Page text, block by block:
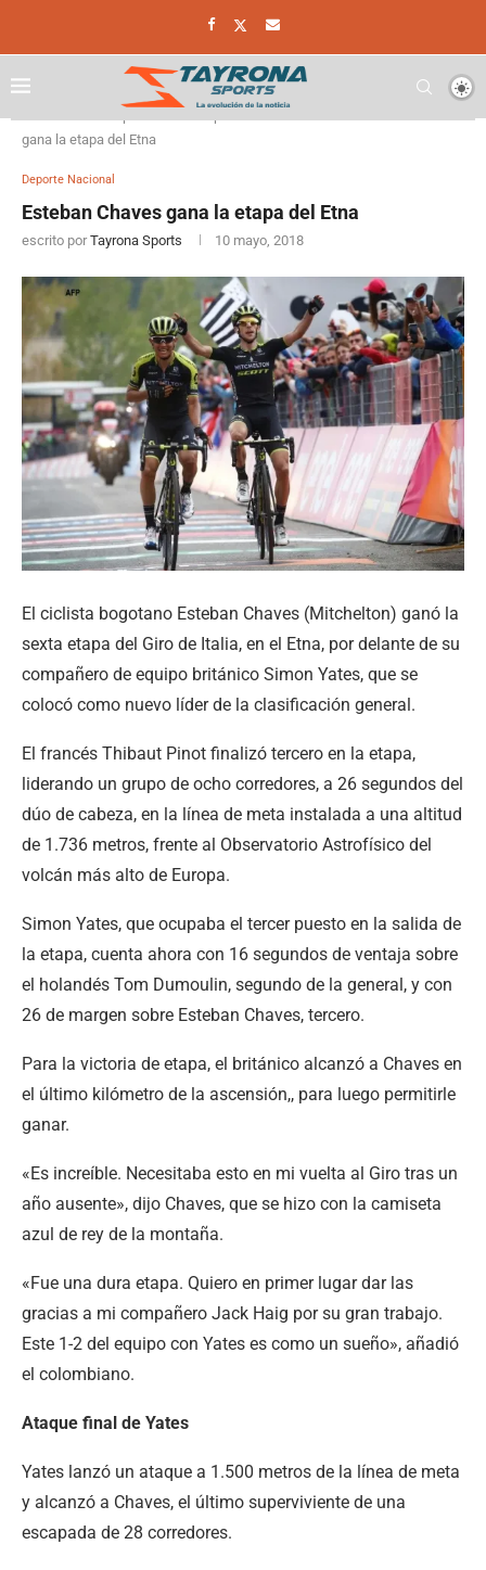
gana la etapa del Etna
Deporte Nacional
Esteban Chaves gana la etapa del Etna
escrito por Tayrona Sports 10 mayo, 2018
El ciclista bogotano Esteban Chaves (Mitchelton) ganó la
sexta etapa del Giro de Italia, en el Etna, por delante de su
compañero de equipo británico Simon Yates, que se
colocó como nuevo líder de la clasificación general.
El francés Thibaut Pinot finalizó tercero en la etapa,
liderando un grupo de ocho corredores, a 26 segundos del
dúo de cabeza, en la línea de meta instalada a una altitud
de 1.736 metros, frente al Observatorio Astrofísico del
volcán más alto de Europa.
Simon Yates, que ocupaba el tercer puesto en la salida de
la etapa, cuenta ahora con 16 segundos de ventaja sobre
el holandés Tom Dumoulin, segundo de la general, y con
26 de margen sobre Esteban Chaves, tercero.
Para la victoria de etapa, el británico alcanzó a Chaves en
el último kilómetro de la ascensión,, para luego permitirle
ganar.
«Es increíble. Necesitaba esto en mi vuelta al Giro tras un
año ausente», dijo Chaves, que se hizo con la camiseta
azul de rey de la montaña.
«Fue una dura etapa. Quiero en primer lugar dar las
gracias a mi compañero Jack Haig por su gran trabajo.
Este 1-2 del equipo con Yates es como un sueño», añadió
el colombiano.
Ataque final de Yates
Yates lanzó un ataque a 1.500 metros de la línea de meta
y alcanzó a Chaves, el último superviviente de una
escapada de 28 corredores.